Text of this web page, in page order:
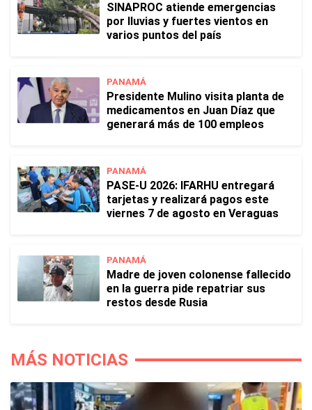
SINAPROC atiende emergencias
por lluvias y fuertes vientos en
varios puntos del país
PANAMÁ
Presidente Mulino visita planta de
medicamentos en Juan Díaz que
generará más de 100 empleos
PANAMÁ
PASE-U 2026: IFARHU entregará
tarjetas y realizará pagos este
viernes 7 de agosto en Veraguas
PANAMÁ
Madre de joven colonense fallecido
en la guerra pide repatriar sus
restos desde Rusia
MÁS NOTICIAS